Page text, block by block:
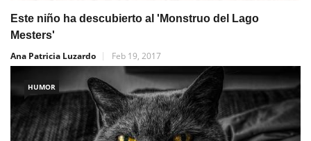
Este niño ha descubierto al 'Monstruo del Lago
Mesters'
Ana Patricia Luzardo
Feb 19, 2017
HUMOR